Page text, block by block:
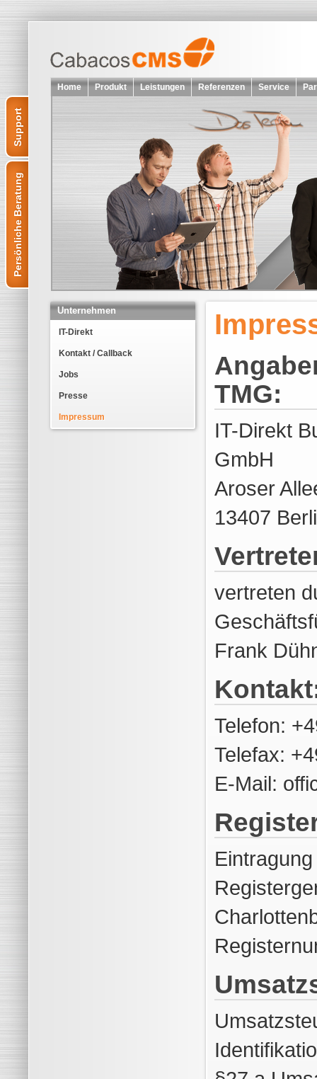
Support
Persönliche Beratung
Home Produkt Leistungen Referenzen Service
Unternehmen
IT-Direkt
Kontakt / Callback
Jobs
Presse
Impressum
TMG:
IT-Direkt
GmbH
Aroser
13407
vertreten
Frank
Telefon:
Telefax:
E-Mail: